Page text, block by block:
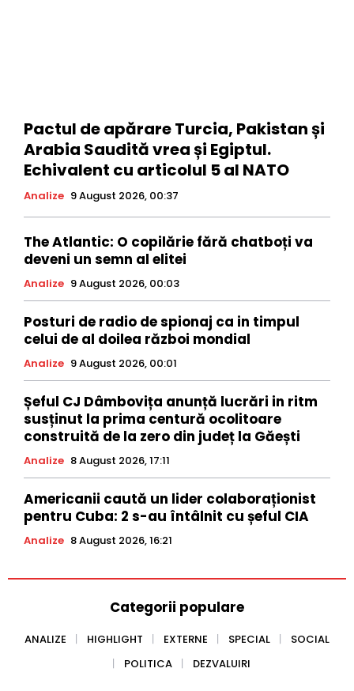
Pactul de apărare Turcia, Pakistan și
Arabia Saudită vrea și Egiptul.
Echivalent cu articolul 5 al NATO
Analize 9 August 2026, 00:37
The Atlantic: O copilărie fără chatboți va
deveni un semn al elitei
Analize 9 August 2026, 00:03
Posturi de radio de spionaj ca in timpul
celui de al doilea război mondial
Analize 9 August 2026, 00:01
Șeful CJ Dâmbovița anunță lucrări in ritm
susținut la prima centură ocolitoare
construită de la zero din județ la Găești
Analize 8 August 2026, 17:11
Americanii caută un lider colaboraționist
pentru Cuba: 2 s-au întâlnit cu șeful CIA
Analize 8 August 2026, 16:21
Categorii populare
ANALIZE HIGHLIGHT EXTERNE SPECIAL
SOCIAL
POLITICA
DEZVALUIRI